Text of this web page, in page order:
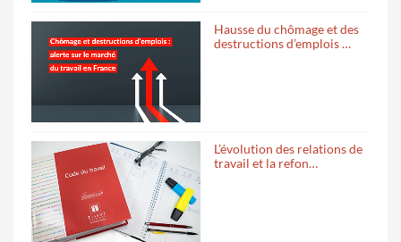
Hausse du chômage et des
destructions d’emplois …
L’évolution des relations de
travail et la refon…